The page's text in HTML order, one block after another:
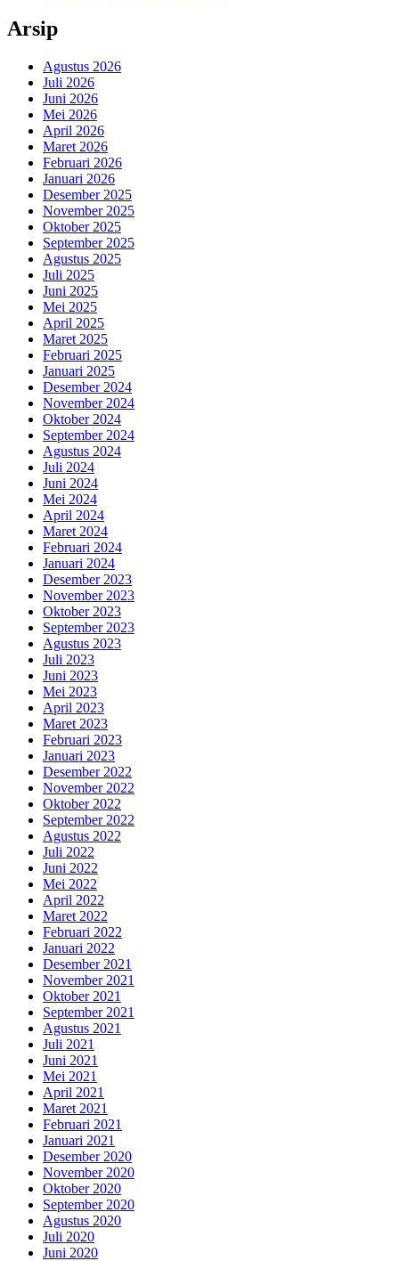
Arsip
Agustus 2026
Juli 2026
Juni 2026
Mei 2026
April 2026
Maret 2026
Februari 2026
Januari 2026
Desember 2025
November 2025
Oktober 2025
September 2025
Agustus 2025
Juli 2025
Juni 2025
Mei 2025
April 2025
Maret 2025
Februari 2025
Januari 2025
Desember 2024
November 2024
Oktober 2024
September 2024
Agustus 2024
Juli 2024
Juni 2024
Mei 2024
April 2024
Maret 2024
Februari 2024
Januari 2024
Desember 2023
November 2023
Oktober 2023
September 2023
Agustus 2023
Juli 2023
Juni 2023
Mei 2023
April 2023
Maret 2023
Februari 2023
Januari 2023
Desember 2022
November 2022
Oktober 2022
September 2022
Agustus 2022
Juli 2022
Juni 2022
Mei 2022
April 2022
Maret 2022
Februari 2022
Januari 2022
Desember 2021
November 2021
Oktober 2021
September 2021
Agustus 2021
Juli 2021
Juni 2021
Mei 2021
April 2021
Maret 2021
Februari 2021
Januari 2021
Desember 2020
November 2020
Oktober 2020
September 2020
Agustus 2020
Juli 2020
Juni 2020